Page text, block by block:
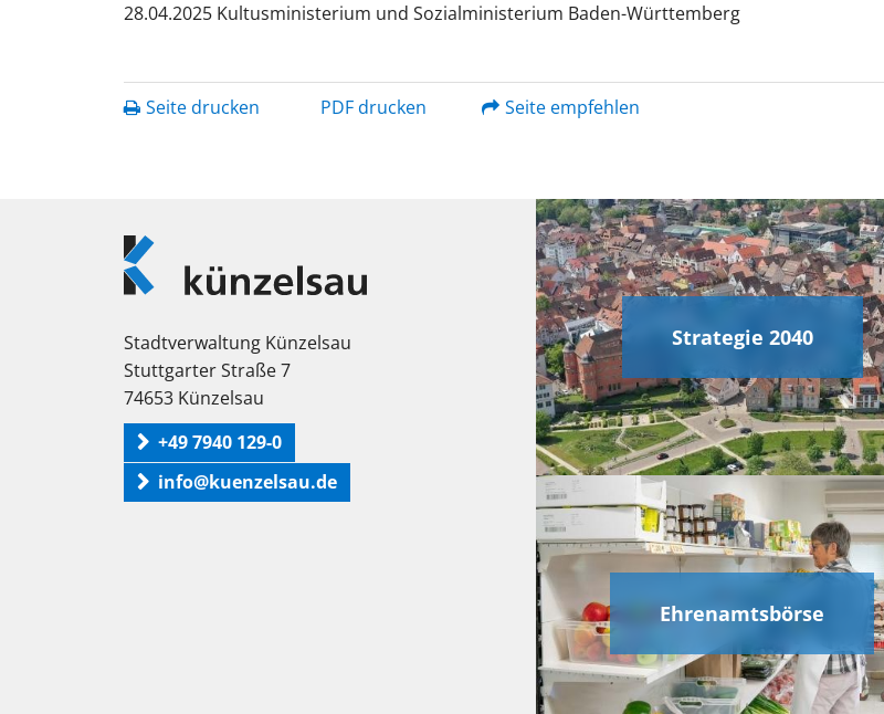
28.04.2025 Kultusministerium und Sozialministerium Baden-Württemberg
Seite drucken PDF drucken Seite empfehlen
Logo
Künzelsau
Stadtverwaltung Künzelsau
Stuttgarter Straße 7
74653 Künzelsau
+49 7940 129-0
info@kuenzelsau.de
Strategie 2040
Ehrenamtsbörse